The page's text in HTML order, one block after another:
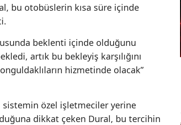
bu otobüslerin kısa süre içinde
beklenti içinde olduğunu
artık bu bekleyiş karşılığını
hizmetinde olacak”
özel işletmeciler yerine
dikkat çeken Dural, bu tercihin